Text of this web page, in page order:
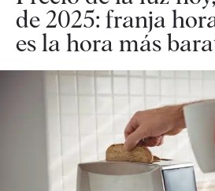
de 2025: franja
es la hora más